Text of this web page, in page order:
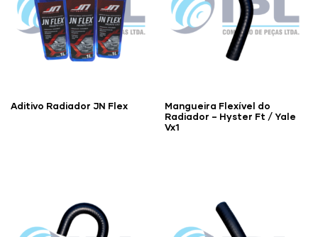
Aditivo Radiador JN Flex
Mangueira Flexível do
Radiador – Hyster Ft / Yale
Vx1